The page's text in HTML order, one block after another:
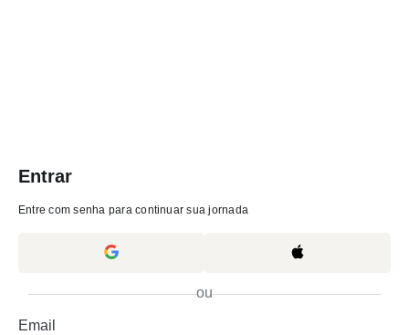
Entrar
Entre com senha para continuar sua jornada
ou
Email